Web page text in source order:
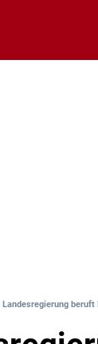
Landesregierung